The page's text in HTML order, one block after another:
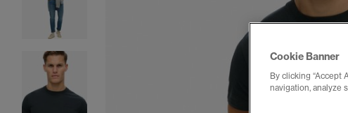
Cookie Banner
By clicking “Accept
navigation, analyze